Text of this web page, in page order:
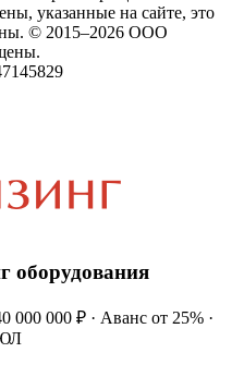
указанные на сайте, это
© 2015–2026 ООО
оборудования
000 000 ₽ · Аванс от 25% ·